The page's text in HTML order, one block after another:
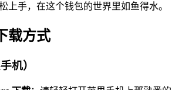
上手，在这个钱包的世界里如鱼得水。
载方式
机）